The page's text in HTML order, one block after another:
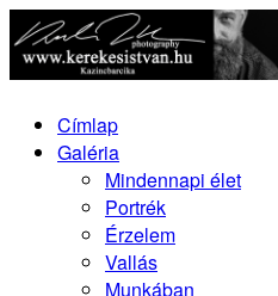
Címlap
Galéria
Mindennapi élet
Portrék
Érzelem
Vallás
Munkában